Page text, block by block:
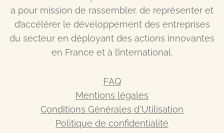
a pour mission de rassembler, de représenter et
d’accélérer le développement des entreprises
du secteur en déployant des actions innovantes
en France et à l’international.
FAQ
Mentions légales
Conditions Générales d'Utilisation
Politique de confidentialité